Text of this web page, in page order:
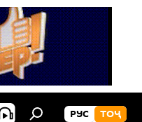
РУС ТОҶ